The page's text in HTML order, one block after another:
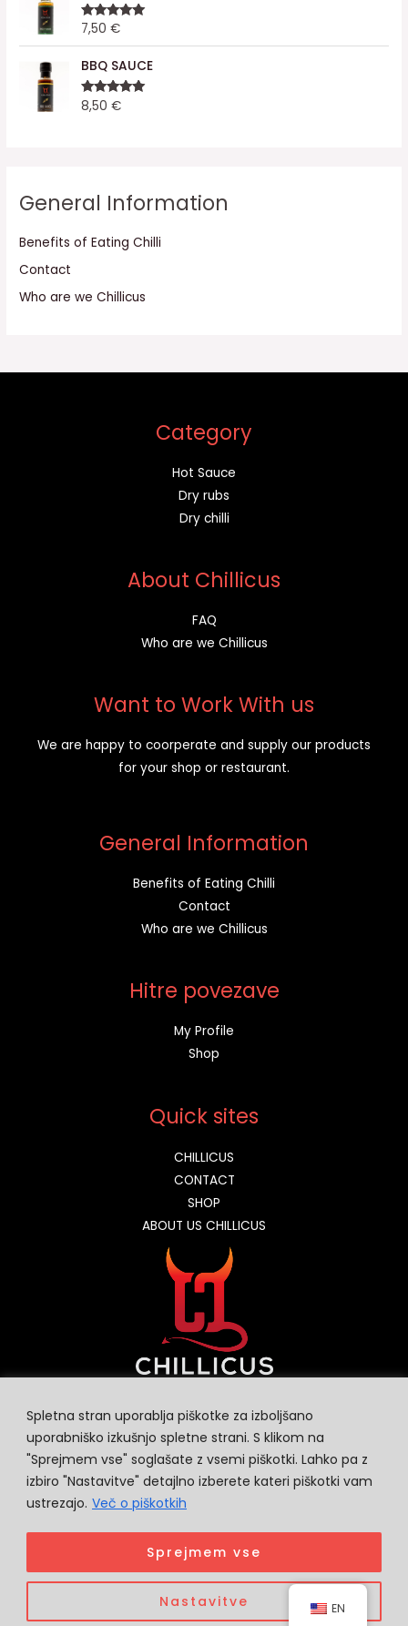
Spletna stran uporablja piškotke za izboljšano
uporabniško izkušnjo spletne strani. S klikom na
"Sprejmem vse" soglašate z vsemi piškotki. Lahko pa z
izbiro "Nastavitve" detajlno izberete kateri piškotki vam
ustrezajo. Več o piškotkih
Nastavitve
Sprejmem vse
Rated5.00
7,50€
BBQ SAUCE
Rated5.00
out of 5
8,50€
General Information
Benefits of Eating Chilli
Contact
Who are we Chillicus
Category
Hot Sauce
Dry rubs
Dry chilli
About Chillicus
FAQ
Who are we Chillicus
Want to Work With us
We are happy to coorperate and supply our products
for your shop or restaurant.
General Information
Benefits of Eating Chilli
Contact
Who are we Chillicus
Hitre povezave
My Profile
Shop
Quick sites
CHILLICUS
CONTACT
SHOP
ABOUT US CHILLICUS
- Terms and Conditions-
- FAQ -
Copyright © 2021CHILLICUS
EN